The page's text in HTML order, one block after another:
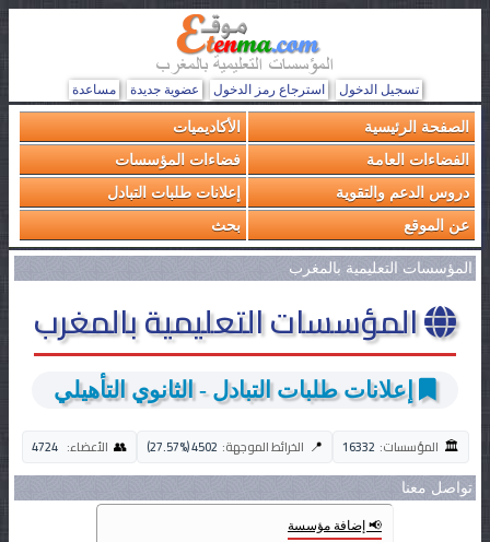
تسجيل الدخول استرجاع رمز الدخول عضوية جديدة مساعدة
الصفحة الرئيسية
الأكاديميات
الفضاءات العامة
فضاءات المؤسسات
دروس الدعم والتقوية
إعلانات طلبات التبادل
عن الموقع
بحث
المؤسسات التعليمية بالمغرب
المؤسسات التعليمية بالمغرب
إعلانات طلبات التبادل - الثانوي التأهيلي
🏛️ المؤسسات: 16332
📍 الخرائط الموجهة: 4502 (27.57%)
👥 الأعضاء: 4724
تواصل معنا
📢 إضافة مؤسسة